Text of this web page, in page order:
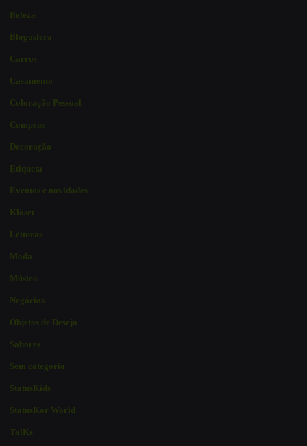
Beleza
Blogosfera
Carros
Casamento
Coloração Pessoal
Compras
Decoração
Etiqueta
Eventos e novidades
Kloset
Leituras
Moda
Música
Negócios
Objetos de Desejo
Sabores
Sem categoria
StatusKids
StatusKor World
TalKs